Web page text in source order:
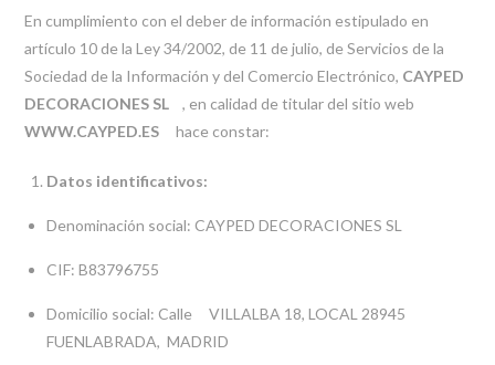
En cumplimiento con el deber de información estipulado en
artículo 10 de la Ley 34/2002, de 11 de julio, de Servicios de la
Sociedad de la Información y del Comercio Electrónico, CAYPED
DECORACIONES SL
, en calidad de titular del sitio web
WWW.CAYPED.ES
hace constar:
Datos identificativos:
Denominación social: CAYPED DECORACIONES SL
CIF: B83796755
Domicilio social: Calle VILLALBA 18, LOCAL 28945
FUENLABRADA, MADRID